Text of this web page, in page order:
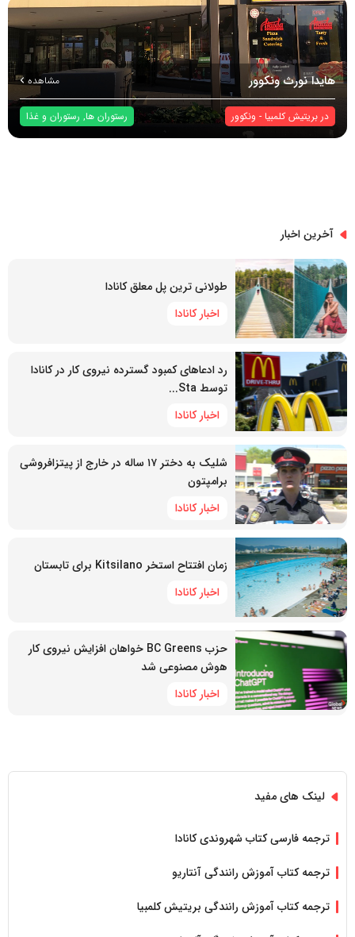
هایدا نورث ونکوور مشاهده
در بریتیش کلمبیا - ونکوور رستوران ها, رستوران و غذا
آخرین اخبار
طولانی ترین پل معلق کانادا
اخبار کانادا
رد ادعاهای کمبود گسترده نیروی کار در کانادا
توسط Sta...
اخبار کانادا
شلیک به دختر ۱۷ ساله در خارج از پیتزافروشی
برامپتون
اخبار کانادا
زمان افتتاح استخر Kitsilano برای تابستان
اخبار کانادا
حزب BC Greens خواهان افزایش نیروی کار
هوش مصنوعی شد
اخبار کانادا
لینک های مفید
ترجمه فارسی کتاب شهروندی کانادا
ترجمه کتاب آموزش رانندگی آنتاریو
ترجمه کتاب آموزش رانندگی بریتیش کلمبیا